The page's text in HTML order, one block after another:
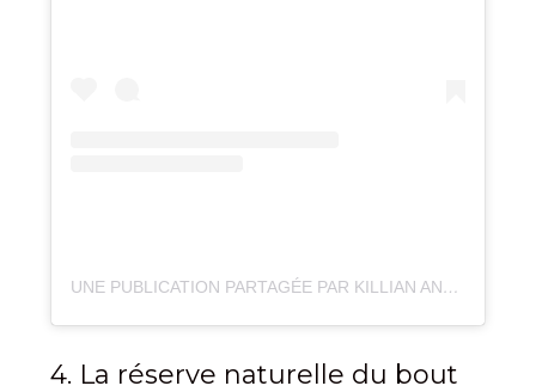
UNE PUBLICATION PARTAGÉE PAR KILLIAN ANDRE (@ANDRE_KILLIAN32)
4. La réserve naturelle du bout